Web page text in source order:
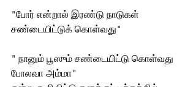
"போர் என்றால் இரண்டு நாடுகள்
சண்டையிட்டுக் கொள்வது"
" நானும் பூஸும் சண்டையிட்டு கொள்வது
போலவா அம்மா"